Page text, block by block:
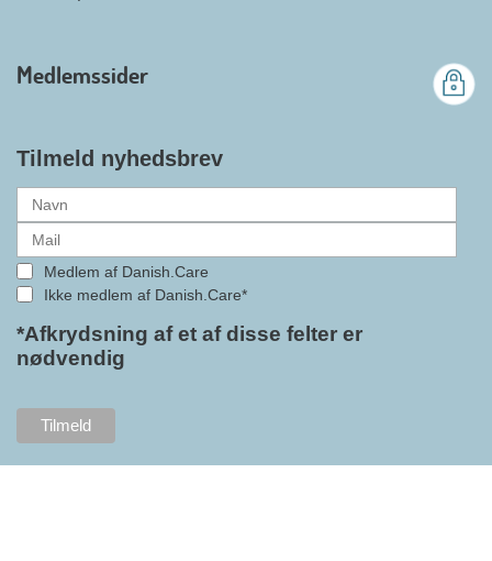
medlemsforening i DI - Dansk
gennemslagskraft og skabe
hjælpemidler samt give
medlemmerne adgang til en
alle formaliteterne nu er på plads
i samarbejdet mellem
Danish.Care og DI glæder
bestyrelsesleder i Danish.Care,
Claus Ipsen. Han betragter
fremtidssikring af Danish.Care,
som både er med til at styrke
brancheforeningen i sig selv,
Medlemssider
Tilmeld nyhedsbrev
Medlem af Danish.Care
Ikke medlem af Danish.Care*
*Afkrydsning af et af disse felter er
nødvendig